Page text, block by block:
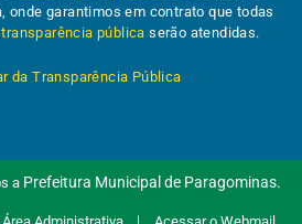
onde garantimos em contrato que todas
transparência pública serão atendidas.
da Transparência Pública
a Prefeitura Municipal de Paragominas.